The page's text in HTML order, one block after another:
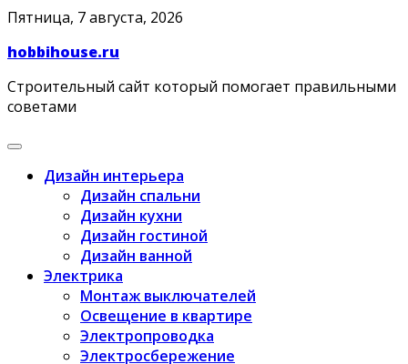
Skip
content
Пятница, 7 августа, 2026
hobbihouse.ru
Строительный сайт который помогает правильными
советами
Дизайн интерьера
Дизайн спальни
Дизайн кухни
Дизайн гостиной
Дизайн ванной
Электрика
Монтаж выключателей
Освещение в квартире
Электропроводка
Электросбережение